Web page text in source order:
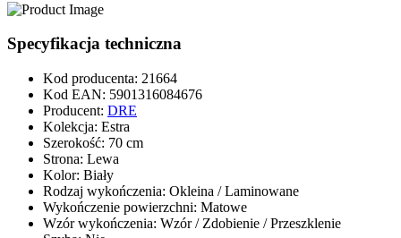
Specyfikacja techniczna
Kod producenta: 21664
Kod EAN: 5901316084676
Producent: DRE
Kolekcja: Estra
Szerokość: 70 cm
Strona: Lewa
Kolor: Biały
Rodzaj wykończenia: Okleina / Laminowane
Wykończenie powierzchni: Matowe
Wzór wykończenia: Wzór / Zdobienie / Przeszklenie